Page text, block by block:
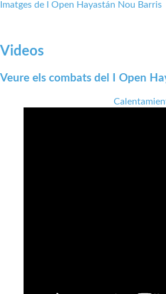
Imatges de I Open Hayastán Nou Barris
Videos
Veure els combats del I Open